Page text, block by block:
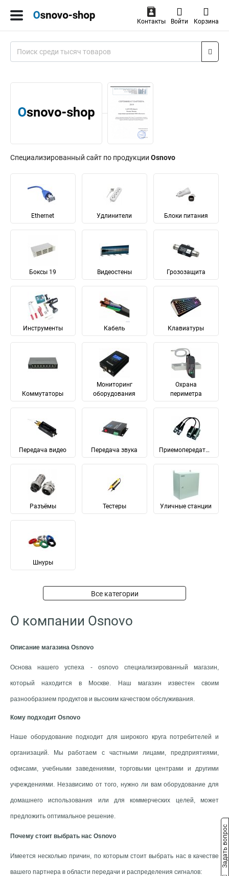
Контакты Войти Корзина
Специализированный сайт по продукции Osnovo
Ethernet Удлинители Блоки питания
Боксы 19 Видеостены Грозозащита
Инструменты Кабель Клавиатуры
Коммутаторы
Мониторинг
оборудования
Охрана
периметра
Передача видео Передача звука Приемопередатчики
Разъёмы Тестеры Уличные станции
Шнуры
Все категории
О компании Osnovo
Описание магазина Osnovo
Основа нашего успеха - osnovo специализированный магазин,
который находится в Москве. Наш магазин известен своим
разнообразием продуктов и высоким качеством обслуживания.
Кому подходит Osnovo
Наше оборудование подходит для широкого круга потребителей и
организаций. Мы работаем с частными лицами, предприятиями,
офисами, учебными заведениями, торговыми центрами и другими
учреждениями. Независимо от того, нужно ли вам оборудование для
домашнего использования или для коммерческих целей, может
предложить оптимальное решение.
Почему стоит выбрать нас Osnovo
Имеется несколько причин, по которым стоит выбрать нас в качестве
вашего партнера в области передачи и распределения сигналов:
Задать вопрос